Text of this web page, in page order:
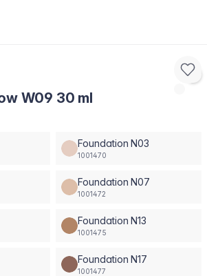
W09 30 ml
Foundation N03
1001470
Foundation N07
1001472
Foundation N13
1001475
Foundation N17
1001477